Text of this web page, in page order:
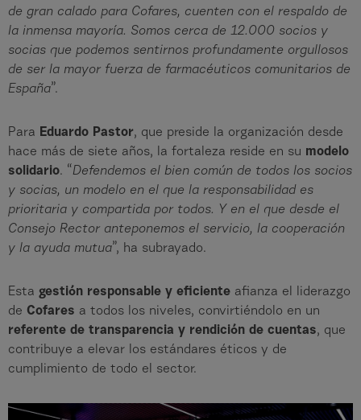
de gran calado para Cofares, cuenten con el respaldo de
la inmensa mayoría. Somos cerca de 12.000 socios y
socias que podemos sentirnos profundamente orgullosos
de ser la mayor fuerza de farmacéuticos comunitarios de
España”.
Para Eduardo Pastor, que preside la organización desde
hace más de siete años, la fortaleza reside en su modelo
solidario. “Defendemos el bien común de todos los socios
y socias, un modelo en el que la responsabilidad es
prioritaria y compartida por todos. Y en el que desde el
Consejo Rector anteponemos el servicio, la cooperación
y la ayuda mutua”, ha subrayado.
Esta gestión responsable y eficiente afianza el liderazgo
de Cofares a todos los niveles, convirtiéndolo en un
referente de transparencia y rendición de cuentas, que
contribuye a elevar los estándares éticos y de
cumplimiento de todo el sector.